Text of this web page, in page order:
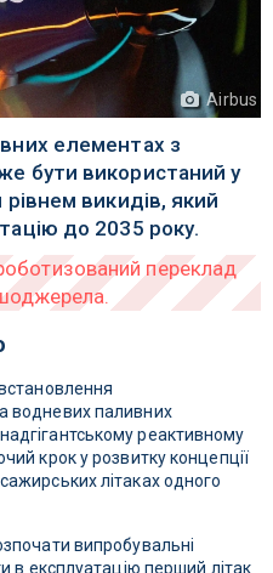
Airbus
елементах з
бути використаний у
викидів, який
до 2035 року.
водневих паливних
реактивному
крок у розвитку концепції
літаках одного
випробувальні
в експлуатацію перший літак